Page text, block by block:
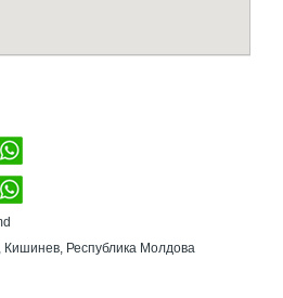
Республика Молдова